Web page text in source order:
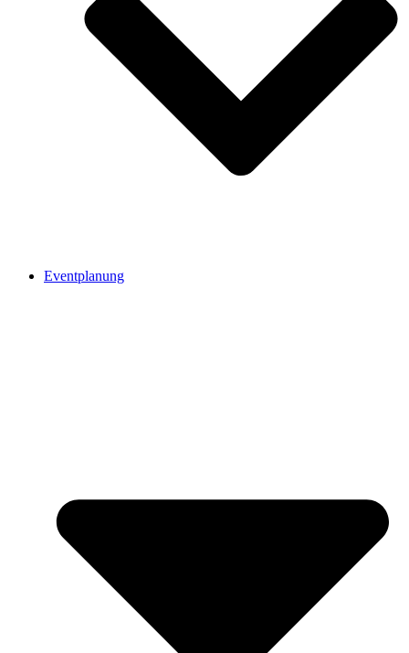
Eventplanung